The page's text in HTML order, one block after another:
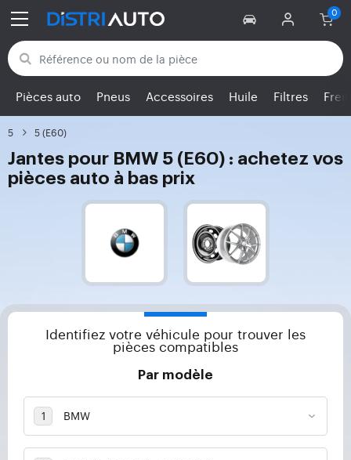
Retour aux catégories
Pièces auto Pneus Accessoires Huile Filtres
5 5 (E60)
Jantes pour BMW 5 (E60) : achetez vos
pièces auto à bas prix
Identifiez votre véhicule pour trouver les
pièces compatibles
Par modèle